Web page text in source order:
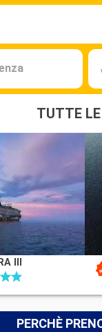
TUTTE
III
PERCHÈ